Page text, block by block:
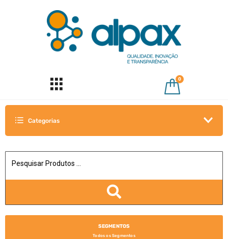
0
Categorias
SEGMENTOS
Todos os Segmentos